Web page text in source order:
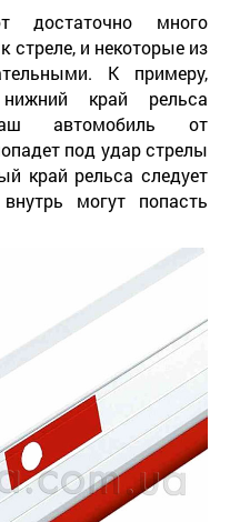
достаточно много
стреле, и некоторые из
К примеру,
край рельса
автомобиль от
под удар стрелы
край рельса следует
могут попасть